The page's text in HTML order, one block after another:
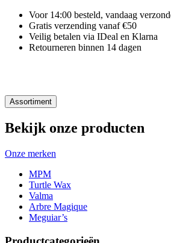
Voor 14:00 besteld, vandaag
Gratis verzending vanaf €50
Veilig betalen via IDeal en Klarna
Retourneren binnen 14 dagen
Assortiment
Bekijk onze producten
Onze merken
MPM
Turtle Wax
Valma
Arbre Magique
Meguiar’s